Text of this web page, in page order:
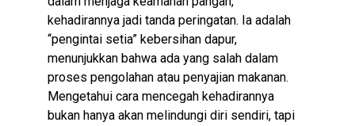
kehadirannya jadi tanda peringatan. Ia adalah
“pengintai setia” kebersihan dapur,
menunjukkan bahwa ada yang salah dalam
proses pengolahan atau penyajian makanan.
Mengetahui cara mencegah kehadirannya
bukan hanya akan melindungi diri sendiri, tapi